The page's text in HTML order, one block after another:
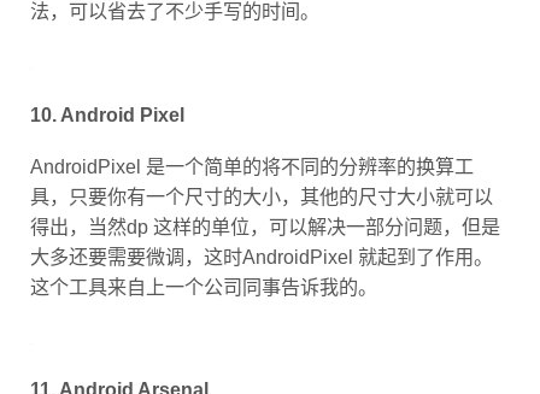
10. Android Pixel
AndroidPixel 是一个简单的将不同的分辨率的换算工
具，只要你有一个尺寸的大小，其他的尺寸大小就可以
得出，当然dp 这样的单位，可以解决一部分问题，但是
大多还要需要微调，这时AndroidPixel 就起到了作用。
这个工具来自上一个公司同事告诉我的。
11. Android Arsenal